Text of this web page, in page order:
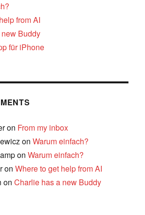
from AI
Buddy
für iPhone
on From my inbox
onWarum einfach?
onWarum einfach?
onWhere to get help from AI
onCharlie has a new Buddy